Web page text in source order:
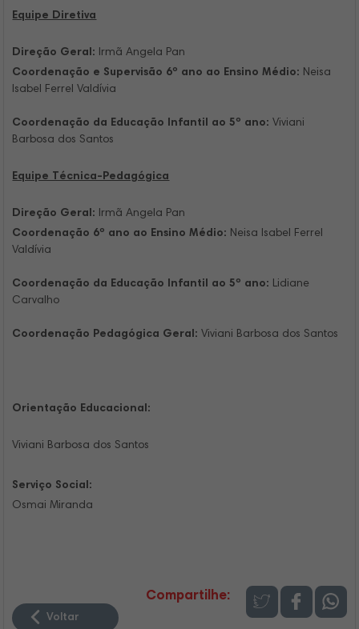
Equipe Diretiva
Direção Geral:
Irmã Angela Pan
Coordenação e Supervisão 6º ano ao Ensino Médio: Neisa
Isabel Ferrel Valdívia
Coordenação da Educação Infantil ao 5º ano:Viviani
Barbosa dos Santos
Equipe Técnica-Pedagógica
Direção Geral: Irmã Angela Pan
Coordenação 6º ano ao Ensino Médio: Neisa Isabel Ferrel
Valdívia
Coordenação da Educação Infantil ao 5º ano: Lidiane
Carvalho
Coordenação Pedagógica Geral: Viviani Barbosa dos Santos
Orientação Educacional:
Viviani Barbosa dos Santos
Serviço Social:
Osmai Miranda
Voltar
Compartilhe: